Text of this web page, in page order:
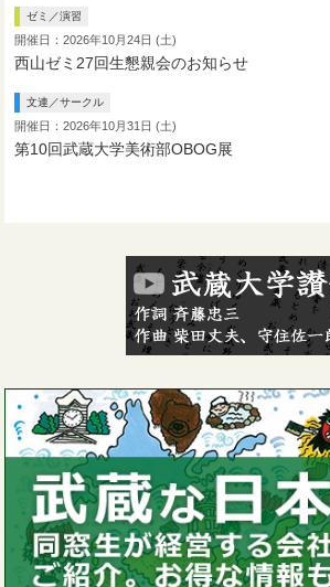
ゼミ／演習
開催日：2026年10月24日 (土)
西山ゼミ27回生懇親会のお知らせ
文連／サークル
開催日：2026年10月31日 (土)
第10回武蔵大学美術部OBOG展